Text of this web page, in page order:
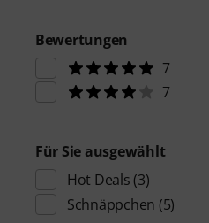
Bewertungen
7
7
Für Sie ausgewählt
Hot Deals (3)
Schnäppchen (5)